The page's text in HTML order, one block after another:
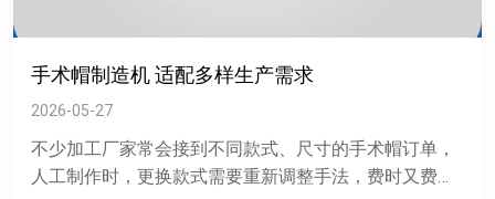
手术帽制造机 适配多样生产需求
2026-05-27
不少加工厂家常会接到不同款式、尺寸的手术帽订单，
人工制作时，更换款式需要重新调整手法，费时又费